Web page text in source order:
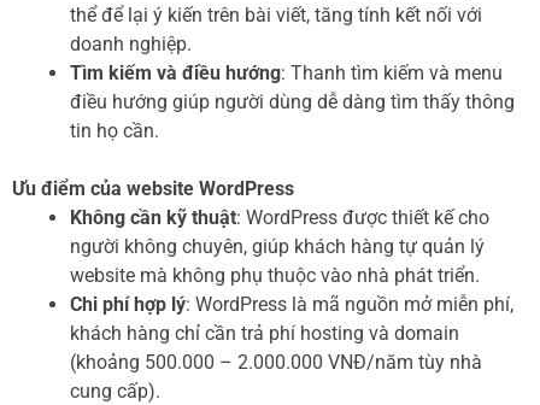
thể để lại ý kiến trên bài viết, tăng tính kết nối với
doanh nghiệp.
Tìm kiếm và điều hướng: Thanh tìm kiếm và menu
điều hướng giúp người dùng dễ dàng tìm thấy thông
tin họ cần.
Ưu điểm của website WordPress
Không cần kỹ thuật: WordPress được thiết kế cho
người không chuyên, giúp khách hàng tự quản lý
website mà không phụ thuộc vào nhà phát triển.
Chi phí hợp lý: WordPress là mã nguồn mở miễn phí,
khách hàng chỉ cần trả phí hosting và domain
(khoảng 500.000 – 2.000.000 VNĐ/năm tùy nhà
cung cấp).